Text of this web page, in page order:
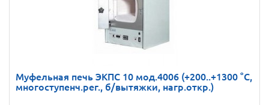
Муфельная печь ЭКПС 10 мод.4006 (+200..+1300 °C,
многоступенч.рег., б/вытяжки, нагр.откр.)